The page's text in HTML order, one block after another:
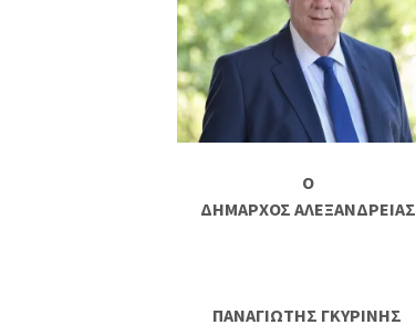
Ο
ΔΗΜΑΡΧΟΣ ΑΛΕΞΑΝΔΡΕΙΑΣ
ΠΑΝΑΓΙΩΤΗΣ ΓΚΥΡΙΝΗΣ